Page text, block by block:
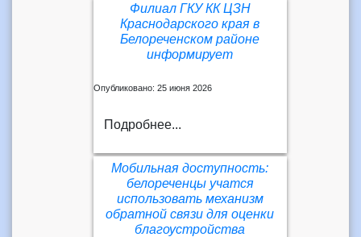
Филиал ГКУ КК ЦЗН
Краснодарского края в
Белореченском районе
информирует
Опубликовано: 25 июня 2026
Подробнее...
Мобильная доступность:
белореченцы учатся
использовать механизм
обратной связи для оценки
благоустройства